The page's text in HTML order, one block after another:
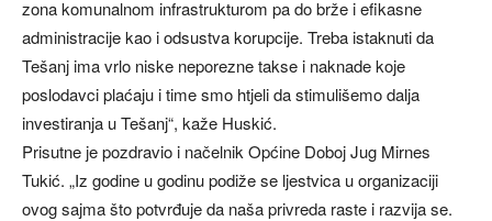
zona komunalnom infrastrukturom pa do brže i efikasne
administracije kao i odsustva korupcije. Treba istaknuti da
Tešanj ima vrlo niske neporezne takse i naknade koje
poslodavci plaćaju i time smo htjeli da stimulišemo dalja
investiranja u Tešanj“, kaže Huskić.
Prisutne je pozdravio i načelnik Općine Doboj Jug Mirnes
Tukić. „Iz godine u godinu podiže se ljestvica u organizaciji
ovog sajma što potvrđuje da naša privreda raste i razvija se.